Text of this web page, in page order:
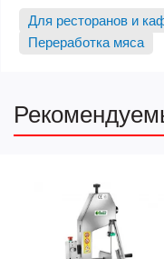
Для ресторанов и
Переработка мяса